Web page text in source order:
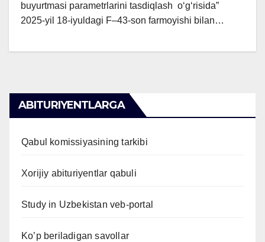
buyurtmasi parametrlarini tasdiqlash o‘g‘risida”
2025-yil 18-iyuldagi F–43-son farmoyishi bilan…
Posts
pagination
ABITURIYENTLARGA
Qabul komissiyasining tarkibi
Xorijiy abituriyentlar qabuli
Study in Uzbekistan veb-portal
Ko’p beriladigan savollar